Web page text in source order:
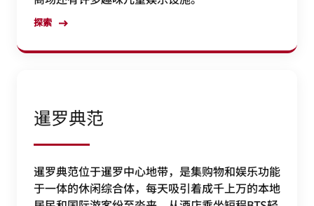
探索
暹罗典范
暹罗典范位于暹罗中心地带，是集购物和娱乐功能
于一体的休闲综合体，每天吸引着成千上万的本地